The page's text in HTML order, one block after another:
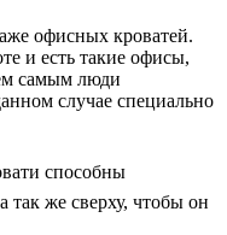
офисных кроватей.
и есть такие офисы,
самым люди
случае специально
способны
так же сверху, чтобы он